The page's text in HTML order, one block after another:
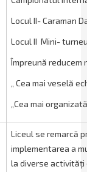
Locul II- Caraman
Locul II Mini-
Împreună reducem
„ Cea mai veselă
„Cea mai
Liceul se remarcă
implementarea a
la diverse activități